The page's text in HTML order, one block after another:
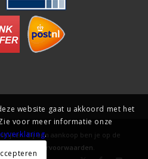
Bij een aankoop ben je op de
en levervoorwaarden.
website gaat u akkoord met het
voor meer informatie onze
.